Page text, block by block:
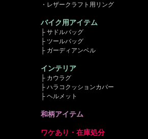
・レザークラフト用リング
バイク用アイテム
├ サドルバッグ
├ ツールバッグ
├ ガーディアンベル
インテリア
├ カウラグ
├ ハラコクッションカバー
├ ヘルメット
和柄アイテム
ワケあり・在庫処分